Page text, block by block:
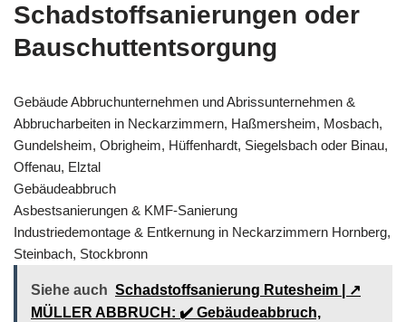
Schadstoffsanierungen oder
Bauschuttentsorgung
Gebäude Abbruchunternehmen und Abrissunternehmen &
Abbrucharbeiten in Neckarzimmern, Haßmersheim, Mosbach,
Gundelsheim, Obrigheim, Hüffenhardt, Siegelsbach oder Binau,
Offenau, Elztal
Gebäudeabbruch
Asbestsanierungen & KMF-Sanierung
Industriedemontage & Entkernung in Neckarzimmern Hornberg,
Steinbach, Stockbronn
Siehe auch Schadstoffsanierung Rutesheim | ↗️
MÜLLER ABBRUCH: ✔️ Gebäudeabbruch,